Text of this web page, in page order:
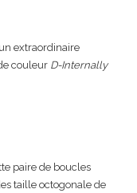
extraordinaire
couleur D-Internally
paire de boucles
taille octogonale de